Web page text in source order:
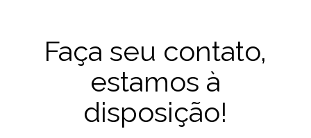
Faça seu contato,
estamos à
disposição!